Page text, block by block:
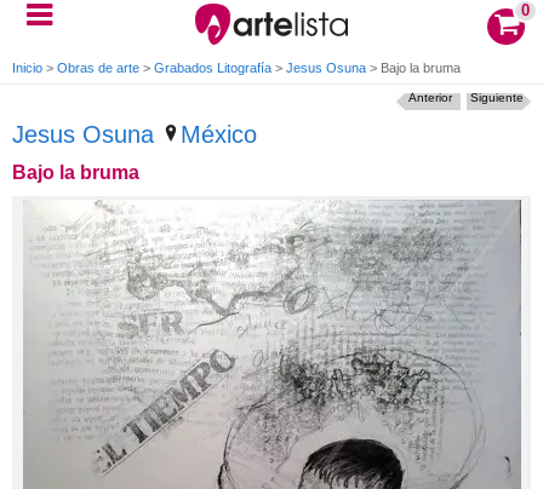
0
Inicio > Obras de arte > Grabados Litografía > Jesus Osuna > Bajo la bruma
Jesus Osuna México
Bajo la bruma
Siguiente
Anterior